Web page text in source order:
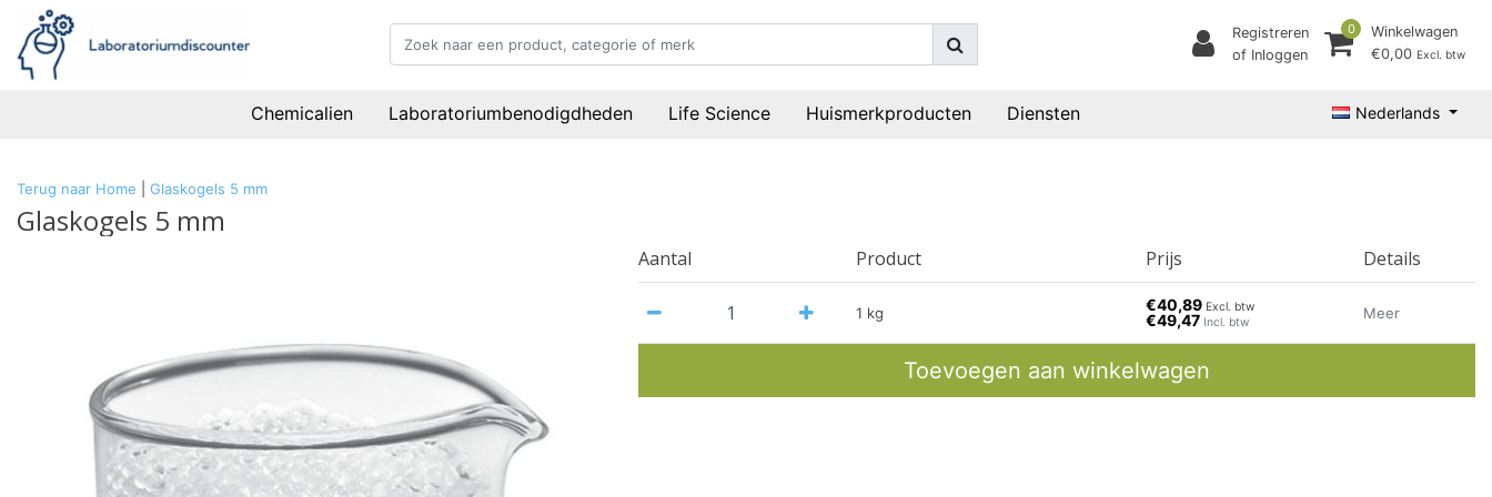
Registreren
of Inloggen
0
Winkelwagen
€0,00 Excl. btw
Chemicalien Laboratoriumbenodigdheden Life Science Huismerkproducten Diensten Nederlands
Terug naar Home Glaskogels 5 mm
Glaskogels 5 mm
Aantal Product Prijs Details
1 kg €40,89 Excl. btw
€49,47 Incl. btw
Meer
Toevoegen aan winkelwagen